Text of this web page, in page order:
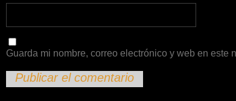
Guarda mi nombre, correo electrónico y web en este